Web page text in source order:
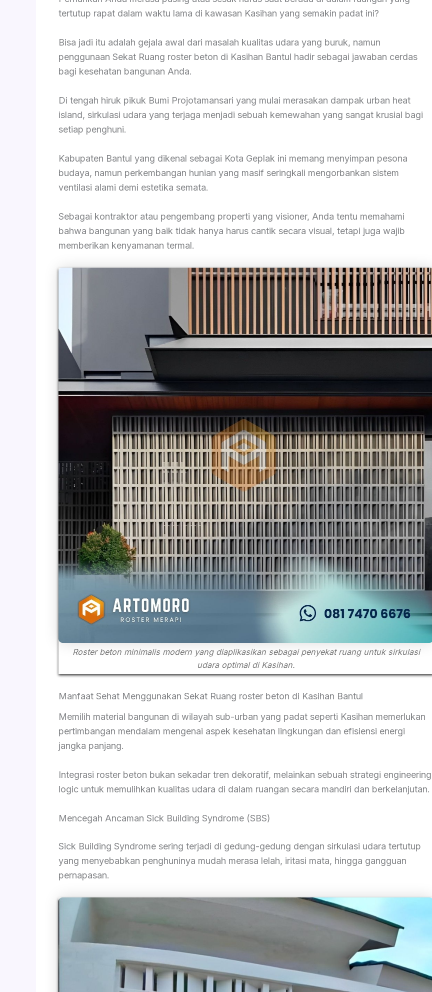
tertutup rapat dalam waktu lama di kawasan Kasihan yang semakin padat ini?
Bisa jadi itu adalah gejala awal dari masalah kualitas udara yang buruk, namun
penggunaan Sekat Ruang roster beton di Kasihan Bantul hadir sebagai jawaban cerdas
bagi kesehatan bangunan Anda.
Di tengah hiruk pikuk Bumi Projotamansari yang mulai merasakan dampak urban heat
island, sirkulasi udara yang terjaga menjadi sebuah kemewahan yang sangat krusial bagi
setiap penghuni.
Kabupaten Bantul yang dikenal sebagai Kota Geplak ini memang menyimpan pesona
budaya, namun perkembangan hunian yang masif seringkali mengorbankan sistem
ventilasi alami demi estetika semata.
Sebagai kontraktor atau pengembang properti yang visioner, Anda tentu memahami
bahwa bangunan yang baik tidak hanya harus cantik secara visual, tetapi juga wajib
memberikan kenyamanan termal.
Roster beton minimalis modern yang diaplikasikan sebagai penyekat ruang untuk sirkulasi
udara optimal di Kasihan.
Manfaat Sehat Menggunakan Sekat Ruang roster beton di Kasihan Bantul
Memilih material bangunan di wilayah sub-urban yang padat seperti Kasihan memerlukan
pertimbangan mendalam mengenai aspek kesehatan lingkungan dan efisiensi energi
jangka panjang.
Integrasi roster beton bukan sekadar tren dekoratif, melainkan sebuah strategi engineering
logic untuk memulihkan kualitas udara di dalam ruangan secara mandiri dan berkelanjutan.
Mencegah Ancaman Sick Building Syndrome (SBS)
Sick Building Syndrome sering terjadi di gedung-gedung dengan sirkulasi udara tertutup
yang menyebabkan penghuninya mudah merasa lelah, iritasi mata, hingga gangguan
pernapasan.